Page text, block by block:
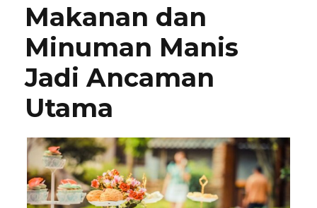
Makanan dan
Minuman Manis
Jadi Ancaman
Utama